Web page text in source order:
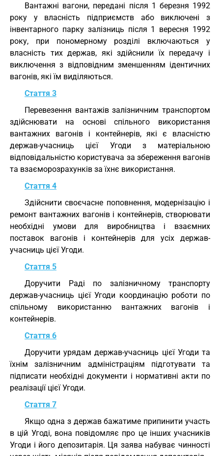
Вантажні вагони, передані після 1 березня 1992
року у власність підприємств або виключені з
інвентарного парку залізниць після 1 вересня 1992
року, при пономерному розділі включаються у
власність тих держав, які здійснили їх передачу і
виключення з відповідним зменшенням ідентичних
вагонів, які їм виділяються.
Стаття 3
Перевезення вантажів залізничним транспортом
здійснювати на основі спільного використання
вантажних вагонів і контейнерів, які є власністю
держав-учасниць цієї Угоди з матеріальною
відповідальністю користувача за збереження вагонів
та взаєморозрахунків за їхнє використання.
Стаття 4
Здійснити своєчасне поповнення, модернізацію і
ремонт вантажних вагонів і контейнерів, створювати
необхідні умови для виробництва і взаємних
поставок вагонів і контейнерів для усіх держав-
учасниць цієї Угоди.
Стаття 5
Доручити Раді по залізничному транспорту
держав-учасниць цієї Угоди координацію роботи по
спільному використанню вантажних вагонів і
контейнерів.
Стаття 6
Доручити урядам держав-учасниць цієї Угоди та
їхнім залізничним адміністраціям підготувати та
підписати необхідні документи і нормативні акти по
реалізації цієї Угоди.
Стаття 7
Якщо одна з держав бажатиме припинити участь
в цій Угоді, вона повідомляє про це інших учасників
Угоди і його депозитарія. Ця заява набуває чинності